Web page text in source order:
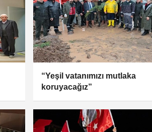
“Yeşil vatanımızı mutlaka
koruyacağız”